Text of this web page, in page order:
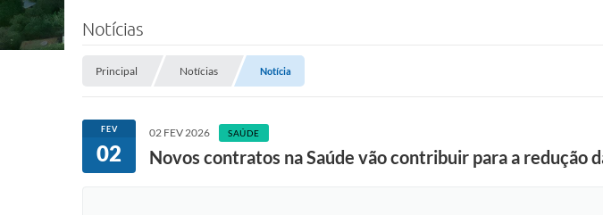
Notícias
Principal Notícias Notícia
FEV
02
02 FEV 2026 SAÚDE
Novos contratos na Saúde vão contribuir para a redução